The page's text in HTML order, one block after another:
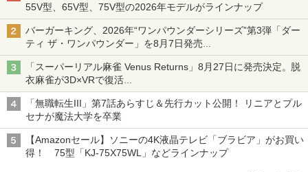
55V型、65V型、75V型の2026年モデルがラインナップ
バーガーキング、2026年“ワンパウンダーシリーズ”第3弾「ダー
ティ ザ・ワンパウンダー」を8月7日発売
「特製ガーリックマヨソース」を使用した超大型チーズバーガー
「スーパーリアル麻雀 Venus Returns」8月27日に発売決定。脱
衣麻雀が3D×VRで復活
発売から2週間は20%オフになるセールが実施
「無職転生III」第7話あらすじ＆先行カット公開！ リニアとプル
セナが魔法大学を卒業
【Amazonセール】ソニーの4K液晶テレビ「ブラビア」がお買い
得！ 75型「KJ-75X75WL」などラインナップ